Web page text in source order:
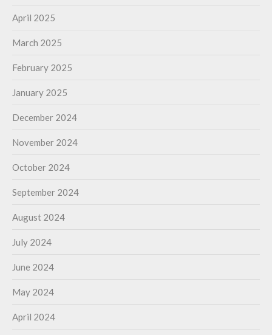
April 2025
March 2025
February 2025
January 2025
December 2024
November 2024
October 2024
September 2024
August 2024
July 2024
June 2024
May 2024
April 2024